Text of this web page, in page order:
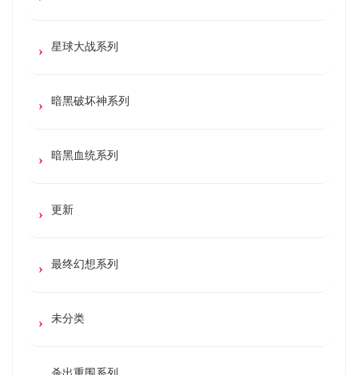
星球大战系列
暗黑破坏神系列
暗黑血统系列
更新
最终幻想系列
未分类
杀出重围系列